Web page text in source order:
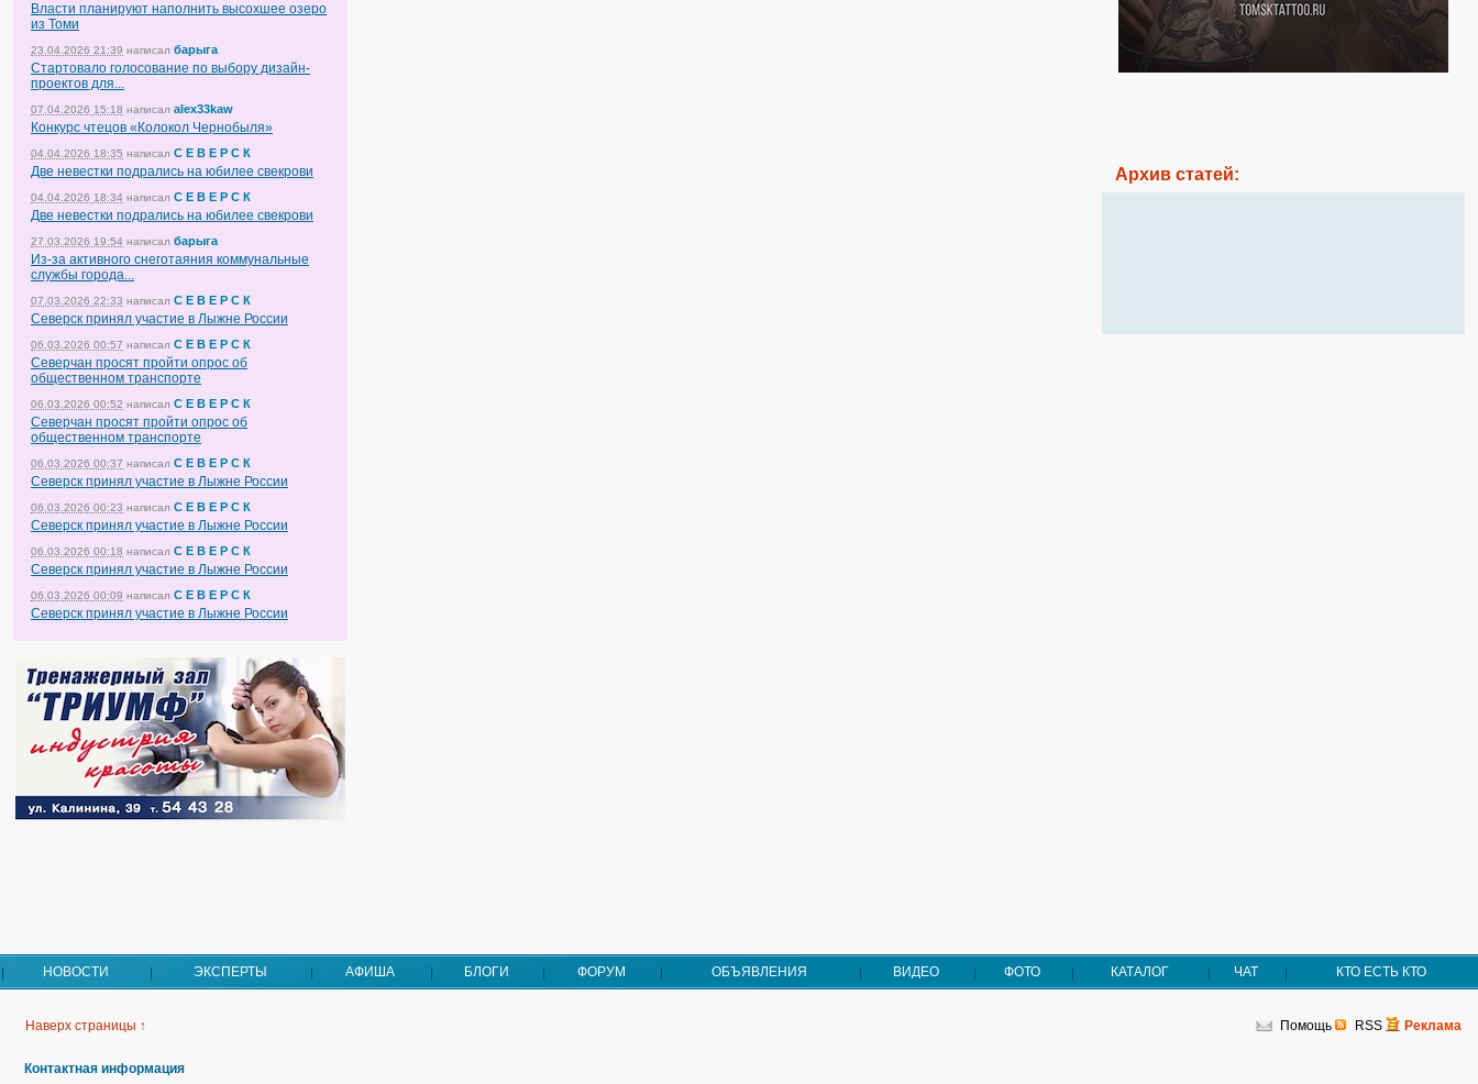
Власти планируют наполнить высохшее озеро
из Томи
23.04.2026 21:39 написал барыга
Стартовало голосование по выбору дизайн-
проектов для...
07.04.2026 15:18 написал alex33kaw
Конкурс чтецов «Колокол Чернобыля»
04.04.2026 18:35 написал С Е В Е Р С К
Две невестки подрались на юбилее свекрови
04.04.2026 18:34 написал С Е В Е Р С К
Две невестки подрались на юбилее свекрови
27.03.2026 19:54 написал барыга
Из-за активного снеготаяния коммунальные
службы города...
07.03.2026 22:33 написал С Е В Е Р С К
Северск принял участие в Лыжне России
06.03.2026 00:57 написал С Е В Е Р С К
Северчан просят пройти опрос об
общественном транспорте
06.03.2026 00:52 написал С Е В Е Р С К
Северчан просят пройти опрос об
общественном транспорте
06.03.2026 00:37 написал С Е В Е Р С К
Северск принял участие в Лыжне России
06.03.2026 00:23 написал С Е В Е Р С К
Северск принял участие в Лыжне России
06.03.2026 00:18 написал С Е В Е Р С К
Северск принял участие в Лыжне России
06.03.2026 00:09 написал С Е В Е Р С К
Северск принял участие в Лыжне России
Архив статей:
НОВОСТИ ЭКСПЕРТЫ АФИША БЛОГИ ФОРУМ ОБЪЯВЛЕНИЯ ВИДЕО ФОТО КАТАЛОГ ЧАТ КТО ЕСТЬ КТО
Помощь RSS Реклама
Наверх страницы ↑
Контактная информация